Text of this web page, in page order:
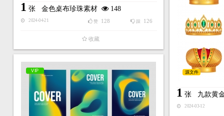
1 张 金色桌布珍珠素材 148
2024-04-21 踩 126
赞 128
收藏
源文件
1 张 九款黄
2024-03-12
VIP